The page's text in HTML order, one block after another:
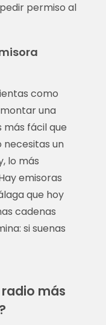
permiso al
como
una
más fácil que
necesitas un
lo más
emisoras
que hoy
cadenas
si suenas
más